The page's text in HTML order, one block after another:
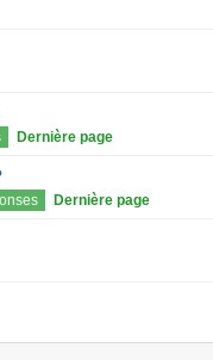
Dernière page
Dernière page